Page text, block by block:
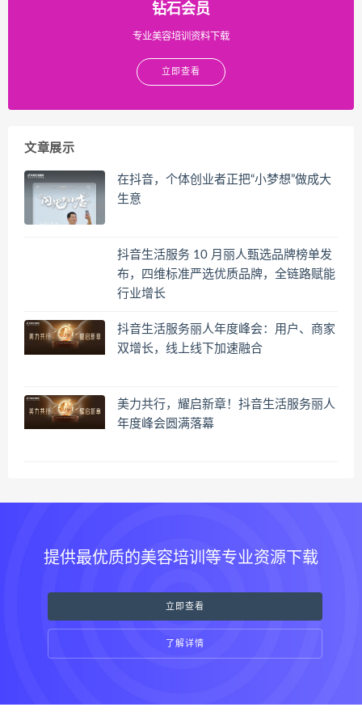
钻石会员
专业美容培训资料下载
立即查看
文章展示
在抖音，个体创业者正把“小梦想”做成大
生意
抖音生活服务 10 月丽人甄选品牌榜单发
布，四维标准严选优质品牌，全链路赋能
行业增长
抖音生活服务丽人年度峰会：用户、商家
双增长，线上线下加速融合
美力共行，耀启新章！抖音生活服务丽人
年度峰会圆满落幕
提供最优质的美容培训等专业资源下载
立即查看
了解详情